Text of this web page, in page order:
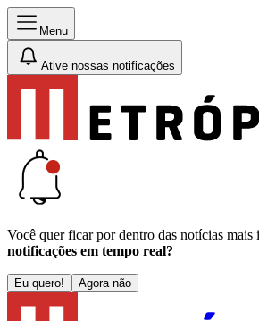
Menu
Ative nossas notificações
Você quer ficar por dentro das notícias mais
notificações em tempo real?
Eu quero! Agora não